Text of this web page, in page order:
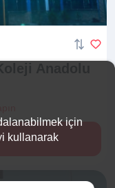
için
kullanarak